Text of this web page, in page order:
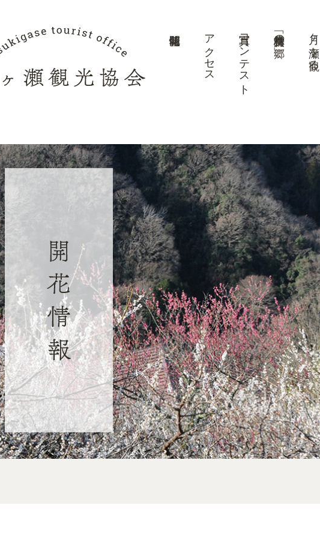
月ヶ瀬を観る
美景「梅林の郷」
写真コンテスト
アクセス